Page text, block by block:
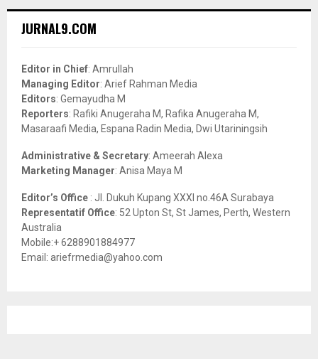
h
o
r
:
JURNAL9.COM
Editor in Chief: Amrullah
Managing Editor: Arief Rahman Media
Editors: Gemayudha M
Reporters: Rafiki Anugeraha M, Rafika Anugeraha M,
Masaraafi Media, Espana Radin Media, Dwi Utariningsih
Administrative & Secretary: Ameerah Alexa
Marketing Manager: Anisa Maya M
Editor’s Office : Jl. Dukuh Kupang XXXI no.46A Surabaya
Representatif Office: 52 Upton St, St James, Perth, Western
Australia
Mobile:+ 6288901884977
Email: ariefrmedia@yahoo.com